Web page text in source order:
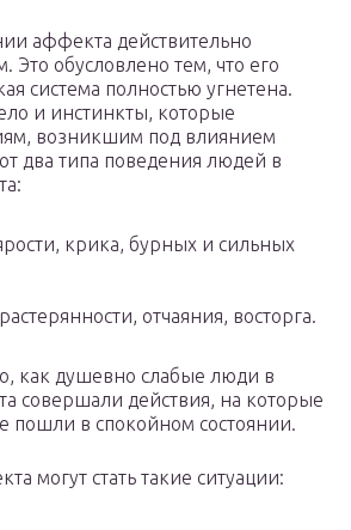
аффекта действительно
Это обусловлено тем, что его
система полностью угнетена.
и инстинкты, которые
возникшим под влиянием
два типа поведения людей в
крика, бурных и сильных
отчаяния, восторга.
как душевно слабые люди в
совершали действия, на которые
пошли в спокойном состоянии.
могут стать такие ситуации: